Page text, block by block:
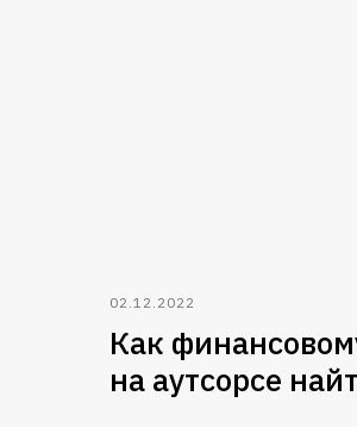
02.12.2022
Как
на аутсорсе